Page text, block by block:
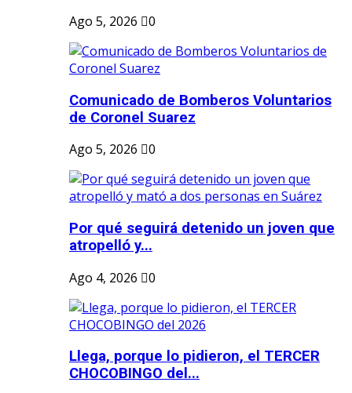
Ago 5, 2026
0
Comunicado de Bomberos Voluntarios
de Coronel Suarez
Ago 5, 2026
0
Por qué seguirá detenido un joven que
atropelló y...
Ago 4, 2026
0
Llega, porque lo pidieron, el TERCER
CHOCOBINGO del...